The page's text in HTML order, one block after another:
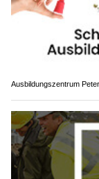
Ausbildungszentrum